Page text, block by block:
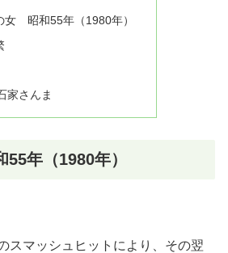
女 昭和55年（1980年）
家さんま
年（1980年）
スマッシュヒットにより、その翌